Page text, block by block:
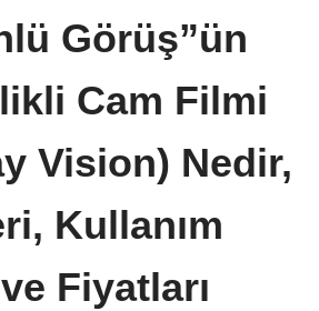
Görüş”ün
Cam Filmi
Vision) Nedir,
Kullanım
Fiyatları